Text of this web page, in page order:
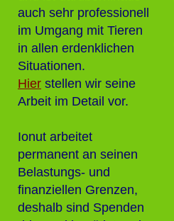
auch sehr professionell
im Umgang mit Tieren
in allen erdenklichen
Situationen.
Hier stellen wir seine
Arbeit im Detail vor.
Ionut arbeitet
permanent an seinen
Belastungs- und
finanziellen Grenzen,
deshalb sind Spenden